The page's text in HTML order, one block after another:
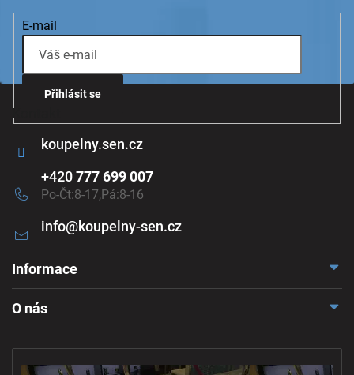
Kontakt
info@koupelny-sen.cz
+420777 699 007
Po-Čt:8-17,Pá:8-16
koupelny.sen.cz
Informace
Ochrana osobních údajů
O nás
E-mail
Přihlásit se